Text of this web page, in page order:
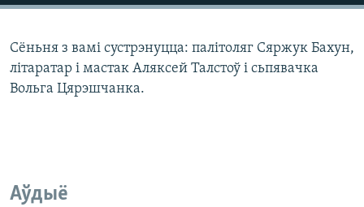
Сёньня з вамі сустрэнуцца: палітоляг Сяржук Бахун,
літаратар і мастак Аляксей Талстоў і сьпявачка
Вольга Цярэшчанка.
Аўдыё